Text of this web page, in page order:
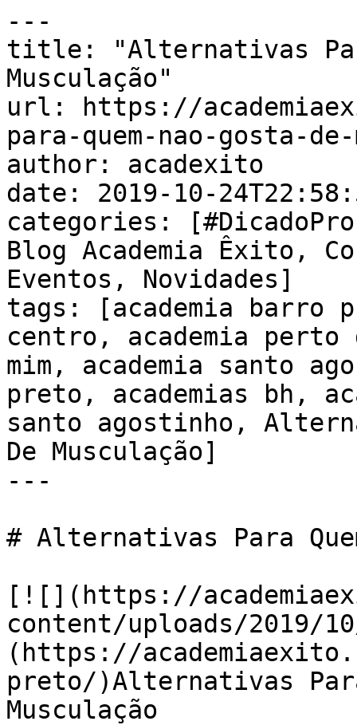
---
title: "Alternativas Para
Musculação"
url: https://
para-quem-nao-gosta-
author: acadexito
date: 2019-10-
categories:
Blog Academia Êxito,
Eventos, Novidades]
tags: [academia barro
centro, academia perto
mim, academia santo
preto, academias bh,
santo agostinho,
De Musculação]
---
# Alternativas Para
[![](https://
content/uploads/2019/
(https://
preto/)Alternativas Para
Musculação